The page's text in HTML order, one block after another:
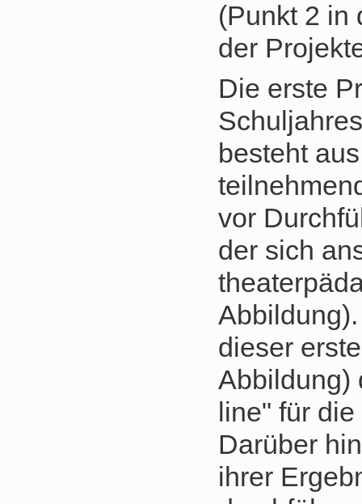
(Punkt 2 in
der
Die erste
besteht
vor
der sich
dieser
Abbildung)
line" für
Darüber
ihrer